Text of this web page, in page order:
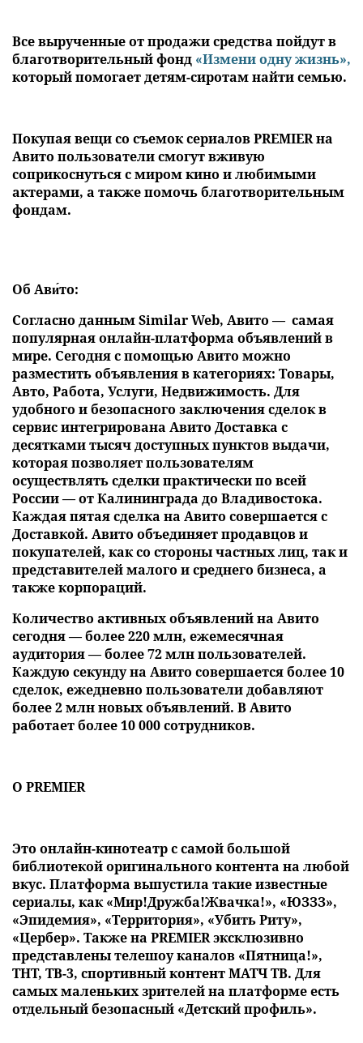
Все вырученные от продажи средства пойдут в
благотворительный фонд «Измени одну жизнь»,
который помогает детям-сиротам найти семью.
Покупая вещи со съемок сериалов PREMIER на
Авито пользователи смогут вживую
соприкоснуться с миром кино и любимыми
актерами, а также помочь благотворительным
фондам.
Об Ави́то:
Согласно данным Similar Web, Авито — самая
популярная онлайн-платформа объявлений в
мире. Сегодня с помощью Авито можно
разместить объявления в категориях: Товары,
Авто, Работа, Услуги, Недвижимость. Для
удобного и безопасного заключения сделок в
сервис интегрирована Авито Доставка с
десятками тысяч доступных пунктов выдачи,
которая позволяет пользователям
осуществлять сделки практически по всей
России — от Калининграда до Владивостока.
Каждая пятая сделка на Авито совершается с
Доставкой. Авито объединяет продавцов и
покупателей, как со стороны частных лиц, так и
представителей малого и среднего бизнеса, а
также корпораций.
Количество активных объявлений на Авито
сегодня — более 220 млн, ежемесячная
аудитория — более 72 млн пользователей.
Каждую секунду на Авито совершается более 10
сделок, ежедневно пользователи добавляют
более 2 млн новых объявлений. В Авито
работает более 10 000 сотрудников.
О PREMIER
Это онлайн-кинотеатр с самой большой
библиотекой оригинального контента на любой
вкус. Платформа выпустила такие известные
сериалы, как «Мир!Дружба!Жвачка!», «ЮЗЗЗ»,
«Эпидемия», «Территория», «Убить Риту»,
«Цербер». Также на PREMIER эксклюзивно
представлены телешоу каналов «Пятница!»,
ТНТ, ТВ-3, спортивный контент МАТЧ ТВ. Для
самых маленьких зрителей на платформе есть
отдельный безопасный «Детский профиль».